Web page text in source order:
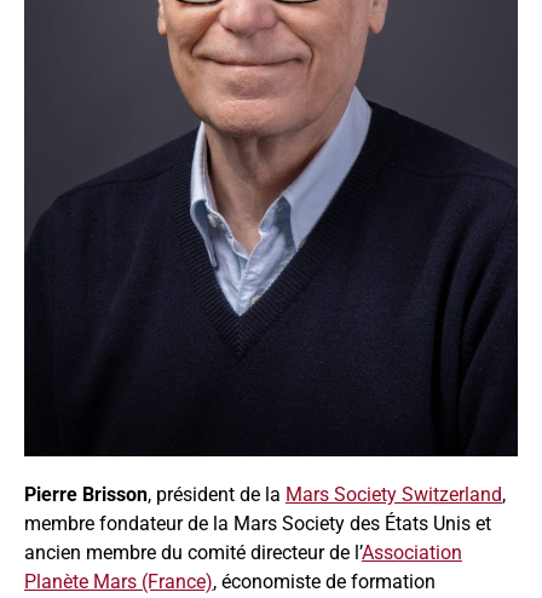
Pierre Brisson, président de la Mars Society Switzerland,
membre fondateur de la Mars Society des États Unis et
ancien membre du comité directeur de l’Association
Planète Mars (France), économiste de formation